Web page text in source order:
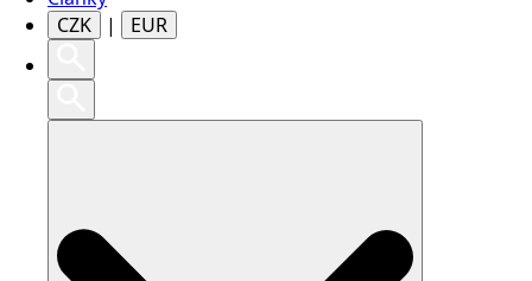
CZK
| EUR
Search